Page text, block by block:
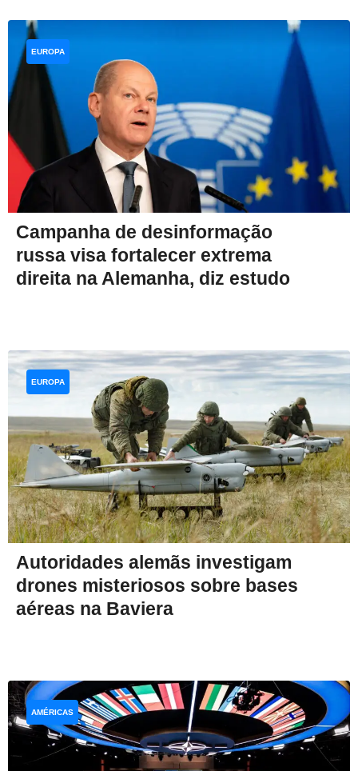
Campanha de desinformação
russa visa fortalecer extrema
direita na Alemanha, diz estudo
EUROPA
Autoridades alemãs investigam
drones misteriosos sobre bases
aéreas na Baviera
EUROPA
AMÉRICAS